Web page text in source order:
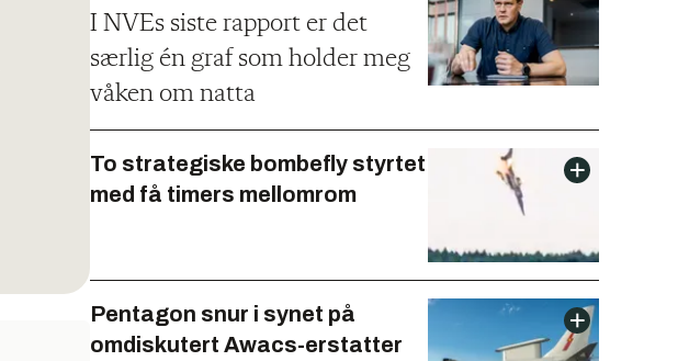
I NVEs siste rapport er det
særlig én graf som holder meg
våken om natta
To strategiske bombefly styrtet
med få timers mellomrom
Pentagon snur i synet på
omdiskutert Awacs-erstatter